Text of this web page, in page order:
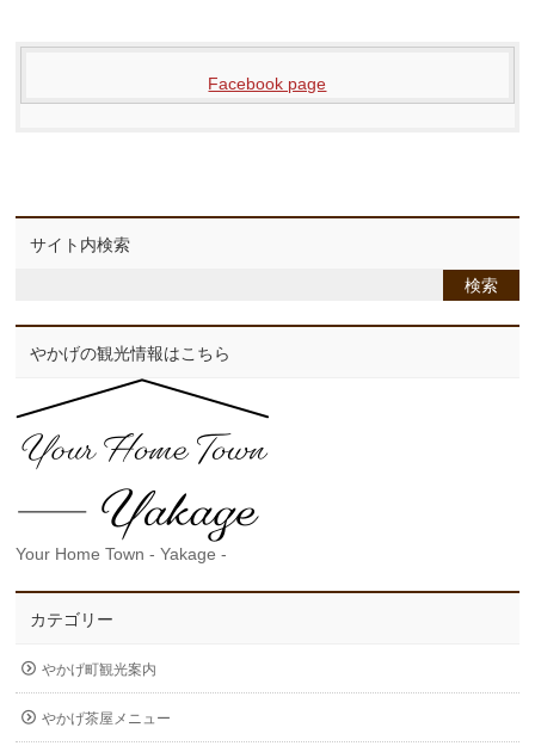
Facebook page
サイト内検索
やかげの観光情報はこちら
Your Home Town - Yakage -
カテゴリー
やかげ町観光案内
やかげ茶屋メニュー